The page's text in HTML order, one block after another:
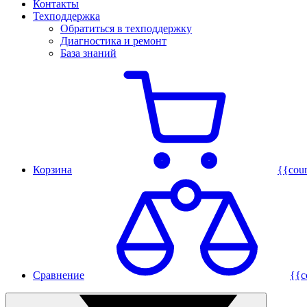
Контакты
Техподдержка
Обратиться в техподдержку
Диагностика и ремонт
База знаний
Корзина
Сравнение